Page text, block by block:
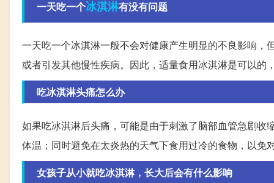
一天吃一个冰淇淋有没有问题
一天吃一个冰淇淋一般不会对健康产生明显的不良影响
或者引发其他慢性疾病。因此，适量食用冰淇淋是可以
吃冰淇淋头痛怎么办
如果吃冰淇淋后头痛，可能是由于刺激了脑部血管急剧
体温；同时避免在太炎热的天气下食用过冷的食物，以
女孩子从小就吃冰淇淋，长大后会有什么影响